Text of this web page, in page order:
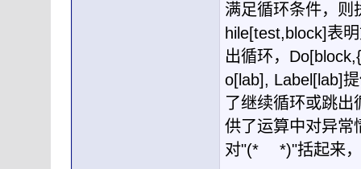
满足循环条件，则
hile[test,block]表
出循环，
o[lab], Label[lab]
了继续循环或跳出
供了运算中对异常
对"(* *)"括起来